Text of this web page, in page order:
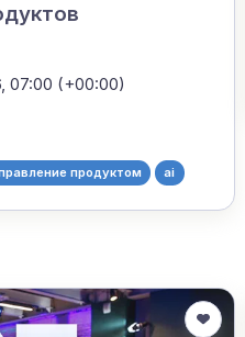
07:00 (+00:00)
продуктом ai